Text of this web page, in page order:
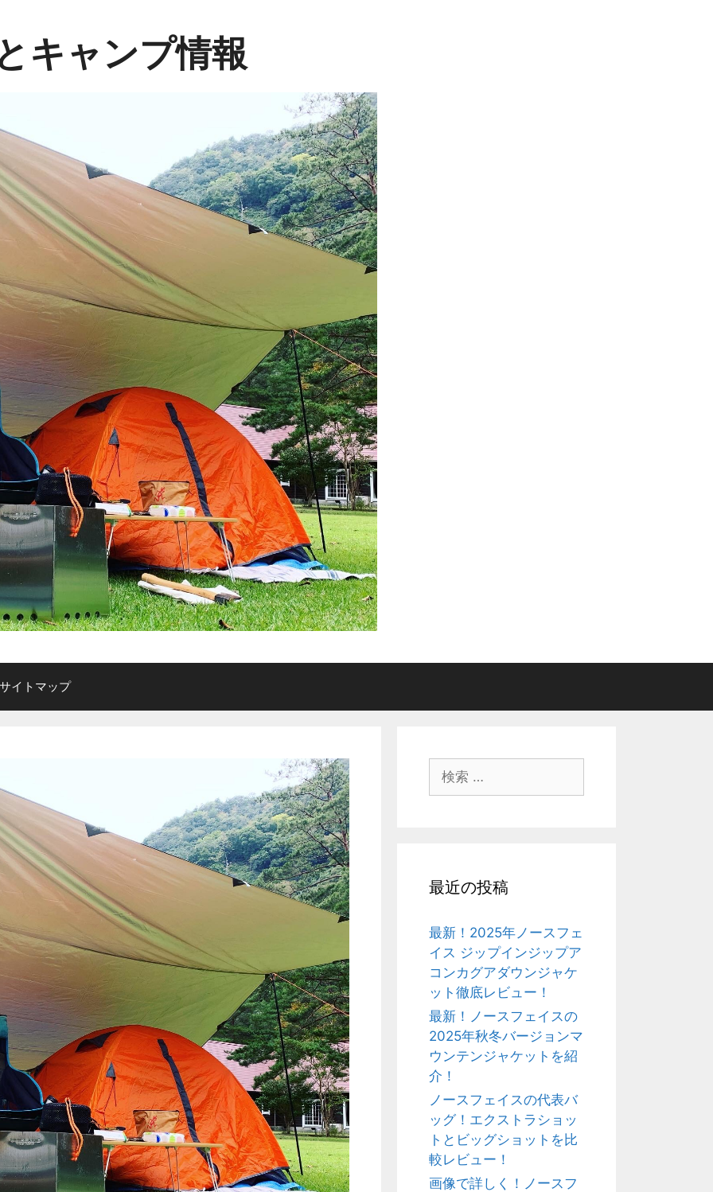
キャンプ情報
サイトマップ
索:
最近の投稿
最新！2025年ノースフェ
イス ジップインジップア
コンカグアダウンジャケ
ット徹底レビュー！
最新！ノースフェイスの
2025年秋冬バージョンマ
ウンテンジャケットを紹
介！
ノースフェイスの代表バ
ッグ！エクストラショッ
トとビッグショットを比
較レビュー！
画像で詳しく！ノースフ